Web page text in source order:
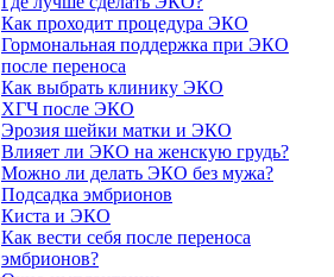
Как проходит процедура ЭКО
Гормональная поддержка при ЭКО
после переноса
Как выбрать клинику ЭКО
ХГЧ после ЭКО
Эрозия шейки матки и ЭКО
Влияет ли ЭКО на женскую грудь?
Можно ли делать ЭКО без мужа?
Подсадка эмбрионов
Киста и ЭКО
Как вести себя после переноса
эмбрионов?